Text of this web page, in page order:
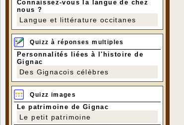
Connaissez-vous la langue de chez
nous ?
Langue et littérature occitanes
Quizz à réponses multiples
Personnalités liées à l'histoire de
Gignac
Des Gignacois célèbres
Quizz images
Le patrimoine de Gignac
Le petit patrimoine